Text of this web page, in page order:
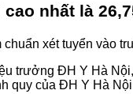
nhất là
xét tuyển vào
trưởng ĐH Y Hà
quy của ĐH Y Hà